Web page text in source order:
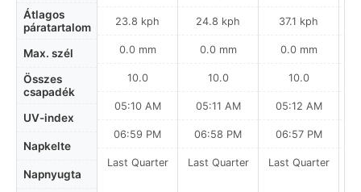
Átlagos
páratartalom
Max. szél
Összes
csapadék
UV-index
Napkelte
Napnyugta
23.8 kph
0.0 mm
10.0
05:10 AM
06:59 PM
Last Quarter
24.8 kph
0.0 mm
10.0
05:11 AM
06:58 PM
Last Quarter
37.1 kph
0.0 mm
10.0
05:12 AM
06:57 PM
Last Quarter